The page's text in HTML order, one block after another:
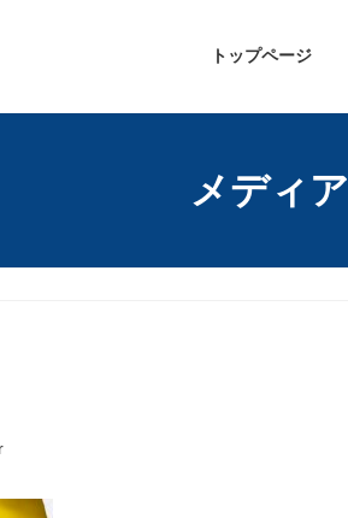
トップページ
メディア